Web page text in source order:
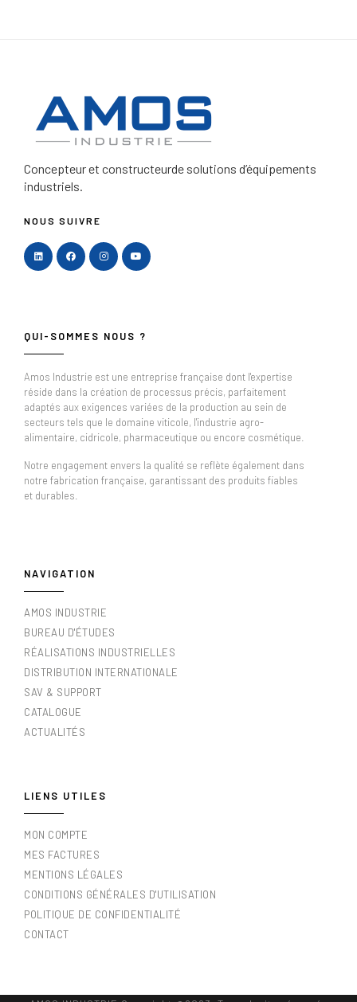
Concepteur et constructeurde solutions d’équipements
industriels.
NOUS SUIVRE
QUI-SOMMES NOUS ?
Amos Industrie est une entreprise française dont l'expertise
réside dans la création de processus précis, parfaitement
adaptés aux exigences variées de la production au sein de
secteurs tels que le domaine viticole, l'industrie agro-
alimentaire, cidricole, pharmaceutique ou encore cosmétique.
Notre engagement envers la qualité se reflète également dans
notre fabrication française, garantissant des produits fiables
et durables.
NAVIGATION
AMOS INDUSTRIE
BUREAU D'ÉTUDES
RÉALISATIONS INDUSTRIELLES
DISTRIBUTION INTERNATIONALE
SAV & SUPPORT
CATALOGUE
ACTUALITÉS
LIENS UTILES
MON COMPTE
MES FACTURES
MENTIONS LÉGALES
CONDITIONS GÉNÉRALES D'UTILISATION
POLITIQUE DE CONFIDENTIALITÉ
CONTACT